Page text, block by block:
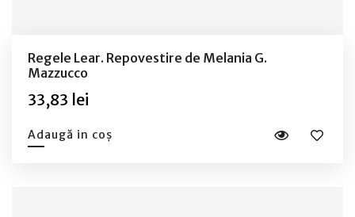
Regele Lear. Repovestire de Melania G.
Mazzucco
33,83 lei
Adaugă in coș